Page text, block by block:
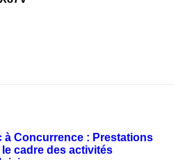
à Concurrence : Prestations
cadre des activités